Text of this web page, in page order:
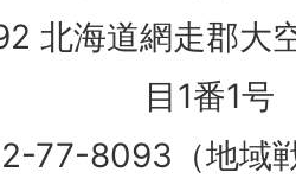
北海道網走郡大
目1番1号
77-8093（地域